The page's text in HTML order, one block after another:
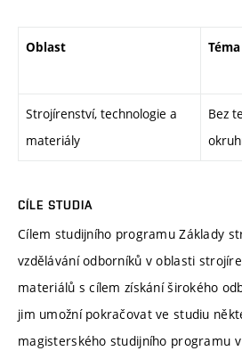
Oblast Téma
Strojírenství, technologie a
materiály
Bez
CÍLE STUDIA
Cílem studijního programu Základy
vzdělávání odborníků v oblasti
materiálů s cílem získání širokého
jim umožní pokračovat ve studiu
magisterského studijního programu